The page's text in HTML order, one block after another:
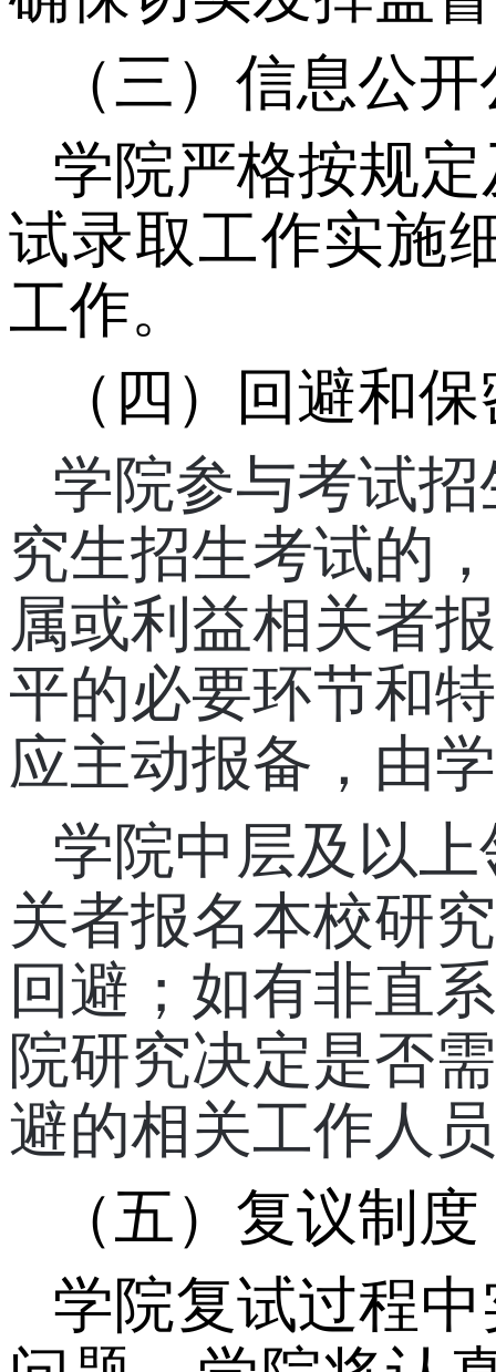
（三）信息公
学院严格按规
试录取工作实施
工作。
（四）回避和
学院参与考试
究生招生考试的
属或利益相关者
平的必要环节和
应主动报备，由
学院中层及以
关者报名本校研
回避；如有非直
院研究决定是否
避的相关工作人
（五）复议制度
学院复试过程